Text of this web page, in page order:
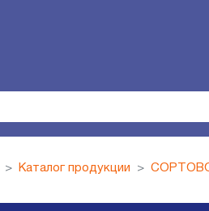
Каталог продукции